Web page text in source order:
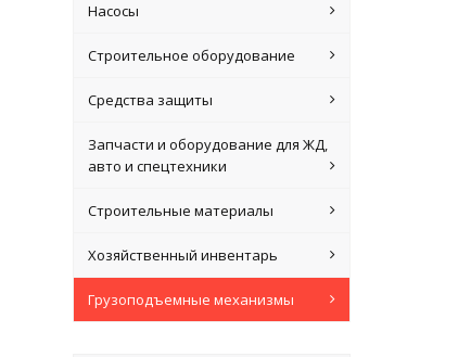
Насосы
Строительное оборудование
Средства защиты
Запчасти и оборудование для ЖД,
авто и спецтехники
Строительные материалы
Хозяйственный инвентарь
Грузоподъемные механизмы